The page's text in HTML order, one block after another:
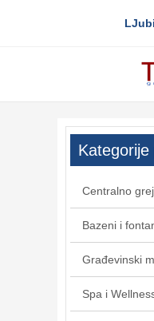
Centralno
Bazeni i
Građevinski
Spa i